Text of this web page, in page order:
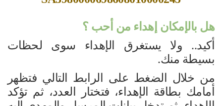
هل بالإمكان إهداء من أحب ؟
أكيد.. ولا يستغرق الإهداء سوى لحظات
بسيطة منك.
من خلال الضغط على الرابط التالي فتظهر
أمامك بطاقة الإهداء، فتختار العدد، ثم تؤكد